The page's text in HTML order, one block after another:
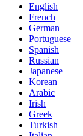
English
French
German
Portuguese
Spanish
Russian
Japanese
Korean
Arabic
Irish
Greek
Turkish